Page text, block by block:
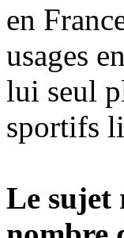
en
usages
lui seul
sportifs
Le sujet